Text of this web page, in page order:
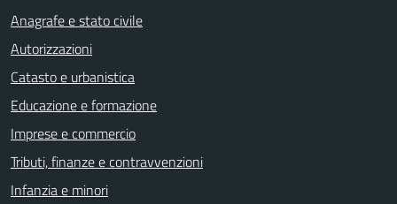
Anagrafe e stato civile
Autorizzazioni
Catasto e urbanistica
Educazione e formazione
Imprese e commercio
Tributi, finanze e contravvenzioni
Infanzia e minori